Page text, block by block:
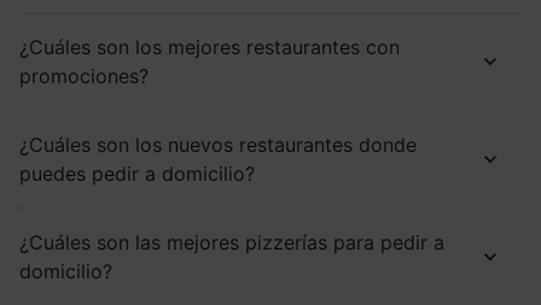
¿Cuáles son los mejores restaurantes con
promociones?
¿Cuáles son los nuevos restaurantes donde
puedes pedir a domicilio?
¿Cuáles son las mejores pizzerías para pedir a
domicilio?